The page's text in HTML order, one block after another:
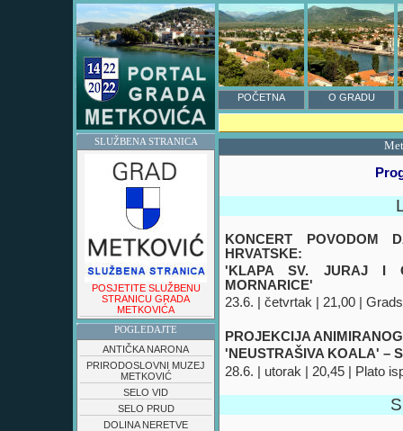
POČETNA O GRADU
SLUŽBENA STRANICA
POSJETITE SLUŽBENU
STRANICU GRADA
METKOVIĆA
POGLEDAJTE
ANTIČKA NARONA
PRIRODOSLOVNI MUZEJ
METKOVIĆ
SELO VID
SELO PRUD
DOLINA NERETVE
KONCERT POVODOM
HRVATSKE:
'KLAPA SV. JURAJ I
MORNARICE'
23.6. | četvrtak | 21,00 |
PROJEKCIJA
'NEUSTRAŠIVA KOALA' –
28.6. | utorak | 20,45 | Plato